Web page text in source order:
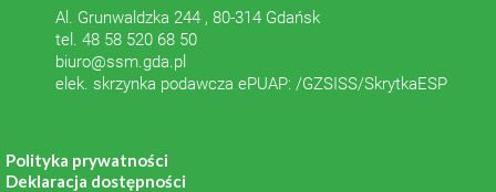
Al. Grunwaldzka 244 , 80-314 Gdańsk
tel. 48 58 520 68 50
biuro@ssm.gda.pl
elek. skrzynka podawcza ePUAP: /GZSISS/SkrytkaESP
Polityka prywatności
Deklaracja dostępności